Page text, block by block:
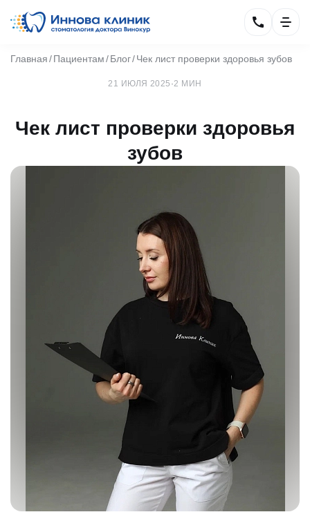
Главная Пациентам Блог Чек лист проверки здоровья зубов
21 ИЮЛЯ 2025 ·2 МИН
Чек лист проверки здоровья
зубов